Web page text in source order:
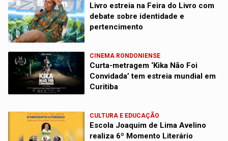
Livro estreia na Feira do Livro com
debate sobre identidade e
pertencimento
CINEMA RONDONIENSE
Curta-metragem ‘Kika Não Foi
Convidada’ tem estreia mundial em
Curitiba
CULTURA E EDUCAÇÃO
Escola Joaquim de Lima Avelino
realiza 6º Momento Literário